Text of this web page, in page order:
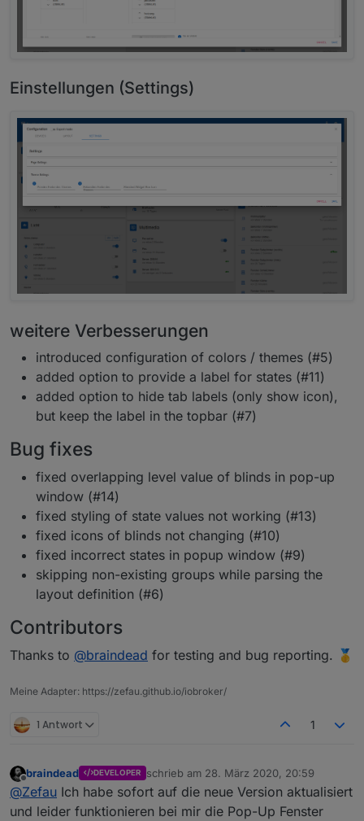
Einstellungen (Settings)
weitere Verbesserungen
introduced configuration of colors / themes (#5)
added option to provide a label for states (#11)
added option to hide tab labels (only show icon),
but keep the label in the topbar (#7)
Bug fixes
fixed overlapping level value of blinds in pop-up
window (#14)
fixed styling of state values not working (#13)
fixed icons of blinds not changing (#10)
fixed incorrect states in popup window (#9)
skipping non-existing groups while parsing the
layout definition (#6)
Contributors
Thanks to @braindead for testing and bug reporting. 🥇
Meine Adapter: https://zefau.github.io/iobroker/
1 Antwort 1
Offline
braindead DEVELOPER schrieb am 28. März 2020, 20:59
zuletzt editiert von
@Zefau Ich habe sofort auf die neue Version aktualisiert
und leider funktionieren bei mir die Pop-Up Fenster